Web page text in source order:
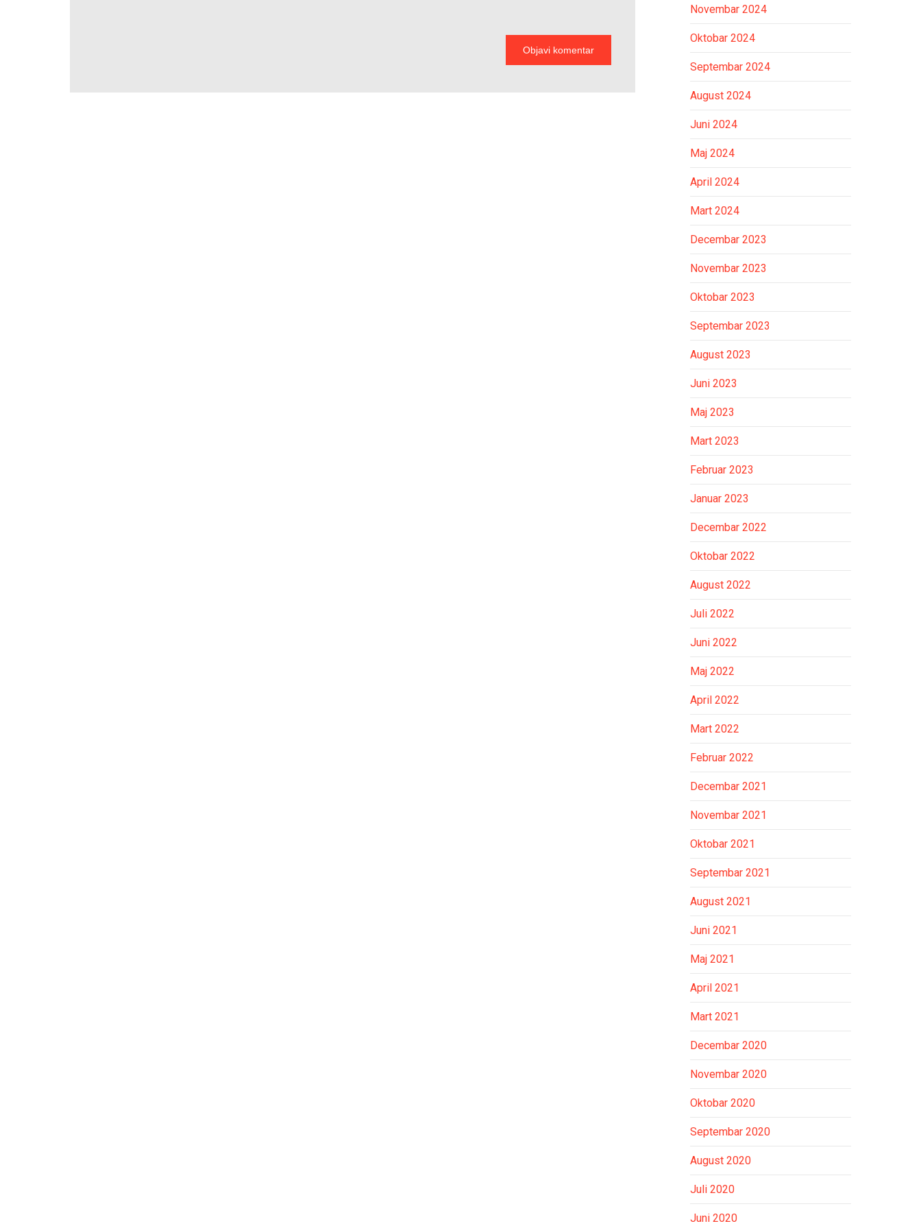
Novembar 2024
Oktobar 2024
Septembar 2024
August 2024
Juni 2024
Maj 2024
April 2024
Mart 2024
Decembar 2023
Novembar 2023
Oktobar 2023
Septembar 2023
August 2023
Juni 2023
Maj 2023
Mart 2023
Februar 2023
Januar 2023
Decembar 2022
Oktobar 2022
August 2022
Juli 2022
Juni 2022
Maj 2022
April 2022
Mart 2022
Februar 2022
Decembar 2021
Novembar 2021
Oktobar 2021
Septembar 2021
August 2021
Juni 2021
Maj 2021
April 2021
Mart 2021
Decembar 2020
Novembar 2020
Oktobar 2020
Septembar 2020
August 2020
Juli 2020
Juni 2020